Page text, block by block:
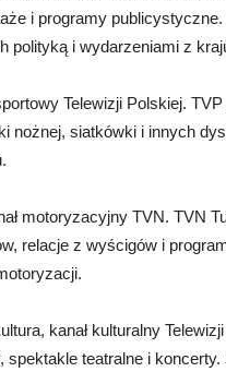
i programy
polityką i wydarzeniami z
Telewizji Polskiej.
nożnej, siatkówki i innych
motoryzacyjny TVN. TVN
relacje z wyścigów i
kanał kulturalny
teatralne i